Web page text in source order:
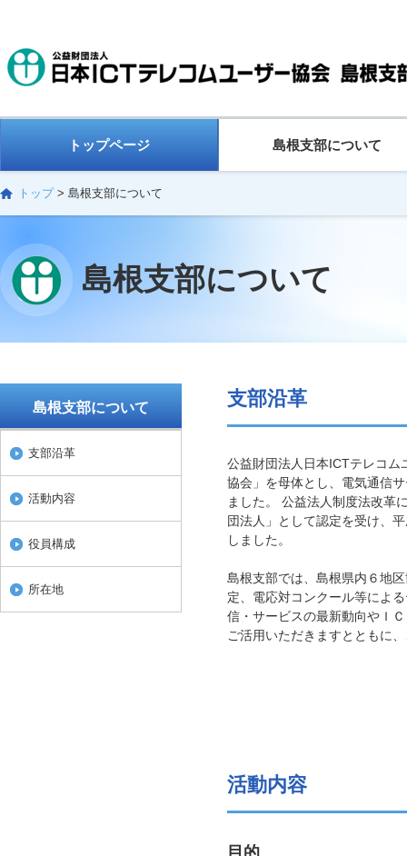
トップページ 島根支部について
トップ> 島根支部について
島根支部について
島根支部について
支部沿革
活動内容
役員構成
所在地
支部沿革
公益財団法人日本ICTテレコム
協会」を母体とし、電気通信
ました。 公益法人制度法改革
団法人」として認定を受け、
しました。
島根支部では、島根県内６地
定、電応対コンクール等によ
信・サービスの最新動向やＩ
ご活用いただきますとともに
活動内容
目的